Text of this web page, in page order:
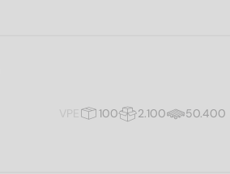
VPE
100 2.100 50.400